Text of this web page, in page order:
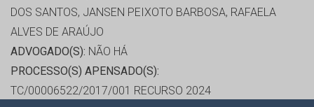
DOS SANTOS, JANSEN PEIXOTO BARBOSA, RAFAELA
ALVES DE ARAÚJO
ADVOGADO(S): NÃO HÁ
PROCESSO(S) APENSADO(S):
TC/00006522/2017/001 RECURSO 2024